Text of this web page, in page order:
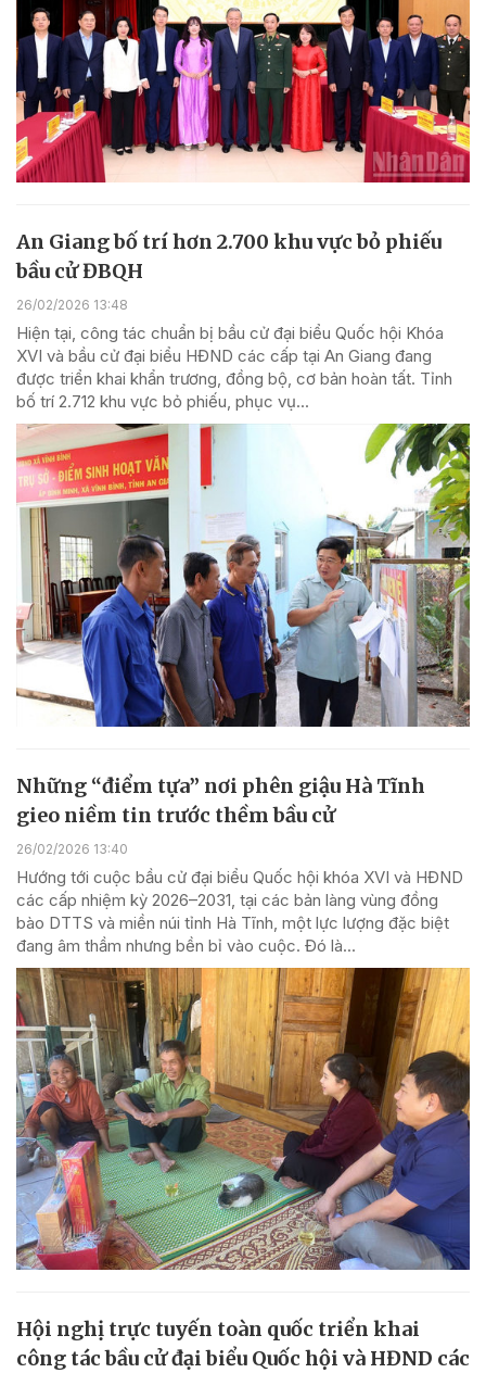
An Giang bố trí hơn 2.700 khu vực bỏ phiếu
bầu cử ĐBQH
26/02/2026 13:48
Hiện tại, công tác chuẩn bị bầu cử đại biểu Quốc hội Khóa
XVI và bầu cử đại biểu HĐND các cấp tại An Giang đang
được triển khai khẩn trương, đồng bộ, cơ bản hoàn tất. Tỉnh
bố trí 2.712 khu vực bỏ phiếu, phục vụ...
Những “điểm tựa” nơi phên giậu Hà Tĩnh
gieo niềm tin trước thềm bầu cử
26/02/2026 13:40
Hướng tới cuộc bầu cử đại biểu Quốc hội khóa XVI và HĐND
các cấp nhiệm kỳ 2026–2031, tại các bản làng vùng đồng
bào DTTS và miền núi tỉnh Hà Tĩnh, một lực lượng đặc biệt
đang âm thầm nhưng bền bỉ vào cuộc. Đó là...
Hội nghị trực tuyến toàn quốc triển khai
công tác bầu cử đại biểu Quốc hội và HĐND các